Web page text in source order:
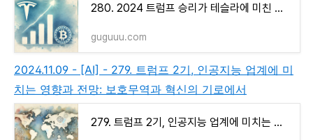
280. 2024 트럼프 승리가 테슬라에 미친 영향: 머스크와 전기차 시장의 새로운 기회
guguuu.com
2024.11.09 - [AI] - 279. 트럼프 2기, 인공지능 업계에 미
치는 영향과 전망: 보호무역과 혁신의 기로에서
279. 트럼프 2기, 인공지능 업계에 미치는 영향과 전망: 보호무역과 혁신의 기로에서